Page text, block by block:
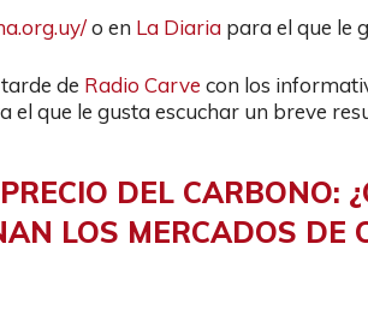
o en La Diaria para el que le
de Radio Carve con los
el que le gusta escuchar un breve
DEL CARBONO:
LOS MERCADOS DE